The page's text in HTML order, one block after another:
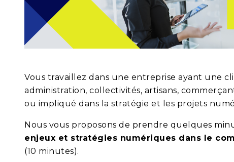
Vous travaillez dans une entreprise ayant une
administration, collectivités, artisans,
ou impliqué dans la stratégie et les projets
Nous vous proposons de prendre quelques
enjeux et stratégies numériques dans le
(10 minutes).